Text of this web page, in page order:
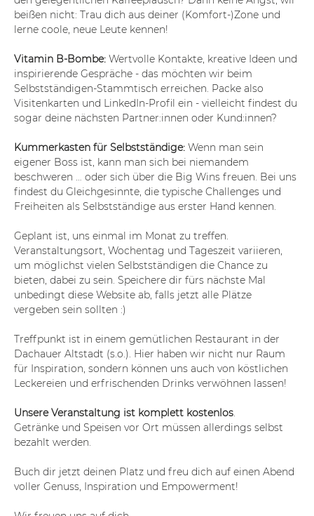
beißen nicht: Trau dich aus deiner (Komfort-)Zone und
lerne coole, neue Leute kennen!
Vitamin B-Bombe: Wertvolle Kontakte, kreative Ideen und
inspirierende Gespräche - das möchten wir beim
Selbstständigen-Stammtisch erreichen. Packe also
Visitenkarten und LinkedIn-Profil ein - vielleicht findest du
sogar deine nächsten Partner:innen oder Kund:innen?
Kummerkasten für Selbstständige: Wenn man sein
eigener Boss ist, kann man sich bei niemandem
beschweren … oder sich über die Big Wins freuen. Bei uns
findest du Gleichgesinnte, die typische Challenges und
Freiheiten als Selbstständige aus erster Hand kennen.
Geplant ist, uns einmal im Monat zu treffen.
Veranstaltungsort, Wochentag und Tageszeit variieren,
um möglichst vielen Selbstständigen die Chance zu
bieten, dabei zu sein. Speichere dir fürs nächste Mal
unbedingt diese Website ab, falls jetzt alle Plätze
vergeben sein sollten :)
Treffpunkt ist in einem gemütlichen Restaurant in der
Dachauer Altstadt (s.o.). Hier haben wir nicht nur Raum
für Inspiration, sondern können uns auch von köstlichen
Leckereien und erfrischenden Drinks verwöhnen lassen!
Unsere Veranstaltung ist komplett kostenlos.
Getränke und Speisen vor Ort müssen allerdings selbst
bezahlt werden.
Buch dir jetzt deinen Platz und freu dich auf einen Abend
voller Genuss, Inspiration und Empowerment!